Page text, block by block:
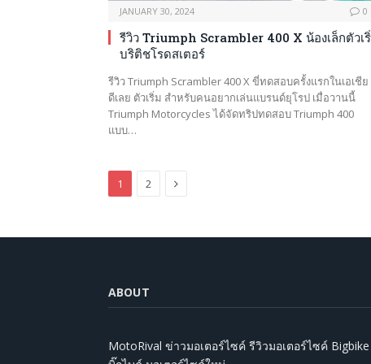
JANUARY 30, 2024 0
รีวิว Triumph Scrambler 400 X น้องเล็กตัวเ
บริติชโรดสเตอร์
รีวิว Triumph Scrambler 400 X ขี่ทดสอบครั้งแรกในเอเชีย
ดีเลย ตัวเริ่ม สำหรับคนอยากเล่นแบรนด์ยุโรป เมื่อวานนี้
Triumph Motorcycles ได้จัดทริปทดสอบ Triumph 400
แบบ…
1 2 Next
ABOUT
MotoRival ข่าวมอเตอร์ไซค์ รีวิวมอเตอร์ไซค์ Bigbike